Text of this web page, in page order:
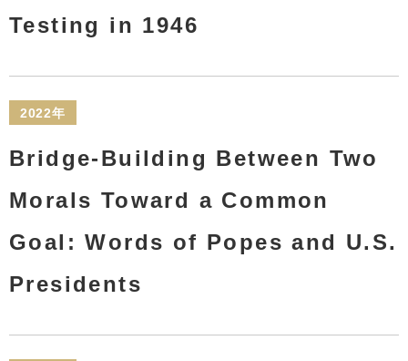
Testing in 1946
2022年
Bridge-Building Between Two
Morals Toward a Common
Goal: Words of Popes and U.S.
Presidents